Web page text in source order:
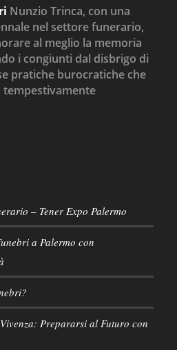
Nunzio Trinca, con una
nel settore funerario,
al meglio la memoria
i congiunti dal disbrigo di
pratiche burocratiche che
– Tener Expo Palermo
a Palermo con
Prepararsi al Futuro con